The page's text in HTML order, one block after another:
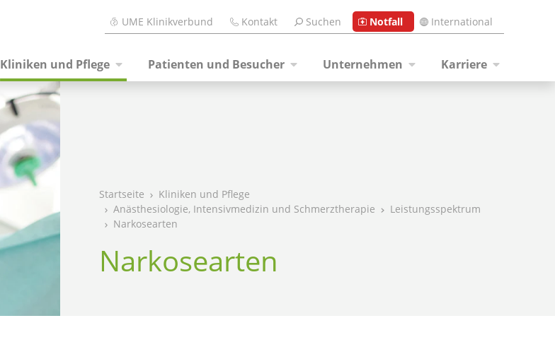
UME Klinikverbund Kontakt Suchen Notfall International
Kliniken und Pflege Patienten und Besucher Unternehmen Karriere
Startseite
Kliniken und Pflege
Anästhesiologie, Intensivmedizin und Schmerztherapie
Leistungsspektrum
Narkosearten
Narkosearten